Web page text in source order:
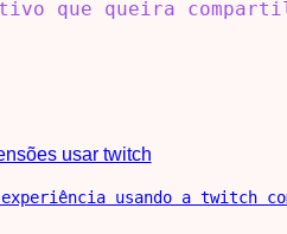
que queira
usar twitch
usando a twitch